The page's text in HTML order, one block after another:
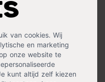
van cookies. Wij
en marketing
onze website te
kunt altijd zelf kiezen
is meerbloemig. Tête-à-
voorjaar en is goed te
Crocussen, Scilla en
Narcis om te laten
in de border maar ook in